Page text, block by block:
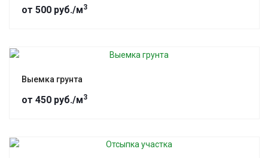
от 500 руб./м3
Выемка грунта
от 450 руб./м3